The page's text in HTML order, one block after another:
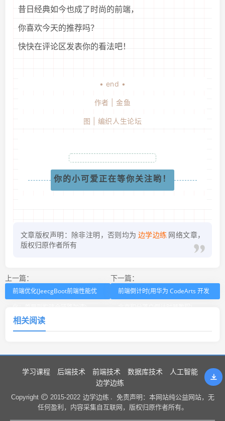
昔日经典如今也成了时尚的前端，
你喜欢今天的推荐吗？
快快在评论区发表你的看法吧！
• end •
作者 | 金鱼
图 | 编织人生论坛
你的小可爱正在等你关注哟！
文章版权声明：除非注明，否则均为 边学边练 网络文章，
版权归原作者所有
上一篇：
前端优化(JeecgBoot前端性能优
下一篇：
前端倒计时(用华为 CodeArts 开发
相关阅读
学习课程 后端技术 前端技术 数据库技术
人工智能
边学边练
Copyright 2015-2022 边学边练 .
免责声明：本网站纯公益网站，无
任何盈利，内容采集自互联网，版权归原作者所有。